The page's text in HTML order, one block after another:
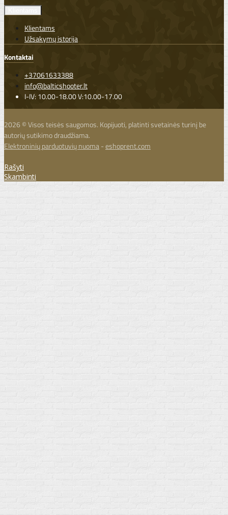
Klientams
Užsakymų istorija
Kontaktai
+37061633388
info@balticshooter.lt
I-IV: 10.00-18.00 V:10.00-17.00
2026 © Visos teisės saugomos. Kopijuoti, platinti svetainės turinį be
autorių sutikimo draudžiama.
Elektroninių parduotuvių nuoma-eshoprent.com
Rašyti
Skambinti